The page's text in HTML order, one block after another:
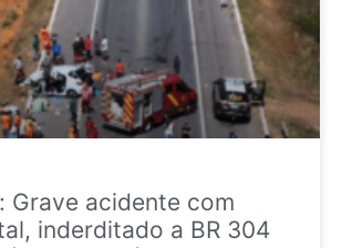
Grave acidente com
inderditado a BR 304